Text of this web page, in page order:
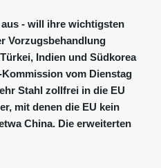
- will ihre wichtigsten
Vorzugsbehandlung
Indien und Südkorea
vom Dienstag
Stahl zollfrei in die EU
mit denen die EU kein
China. Die erweiterten